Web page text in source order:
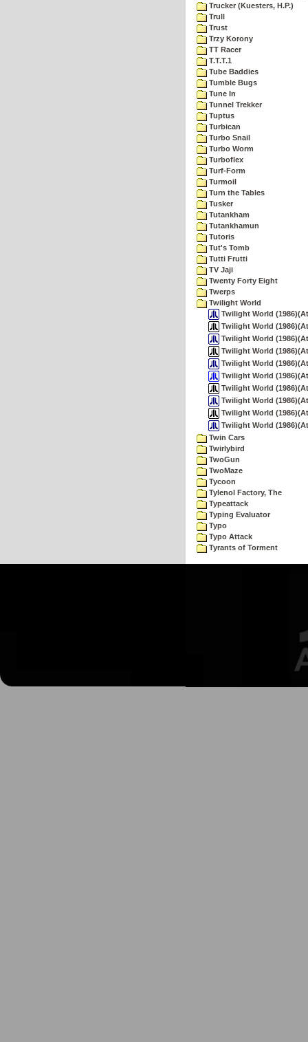
Trucker (Kuesters, H.P.)
Trull
Trust
Trzy Korony
TT Racer
T.T.T.1
Tube Baddies
Tumble Bugs
Tune In
Tunnel Trekker
Tuptus
Turbican
Turbo Snail
Turbo Worm
Turboflex
Turf-Form
Turmoil
Turn the Tables
Tusker
Tutankham
Tutankhamun
Tutoris
Tut's Tomb
Tutti Frutti
TV Jaji
Twenty Forty Eight
Twerps
Twilight World
Twilight World
Twilight World
Twilight World
Twilight World
Twilight World
Twilight World
Twilight World
Twilight World
Twilight World
Twilight World
Twin Cars
Twirlybird
TwoGun
TwoMaze
Tycoon
Tylenol Factory, The
Typeattack
Typing Evaluator
Typo
Typo Attack
Tyrants of Torment